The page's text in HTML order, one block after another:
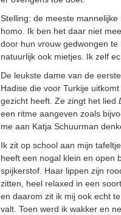
Stelling: de meeste
homo. Ik ben het daar niet
door hun vrouw gedwongen
natuurlijk ook mietjes. Ik zelf
De leukste dame van de
Hadise die voor Turkije
gezicht heeft. Ze zingt het lied
een ritme aangeven zoals
me aan Katja Schuurman
Ik zit op school aan mijn
heeft een nogal klein en open
spijkerstof. Haar lippen zijn
zitten, heel relaxed in een
en daarom zit ik mij ook echt
valt. Toen werd ik wakker en